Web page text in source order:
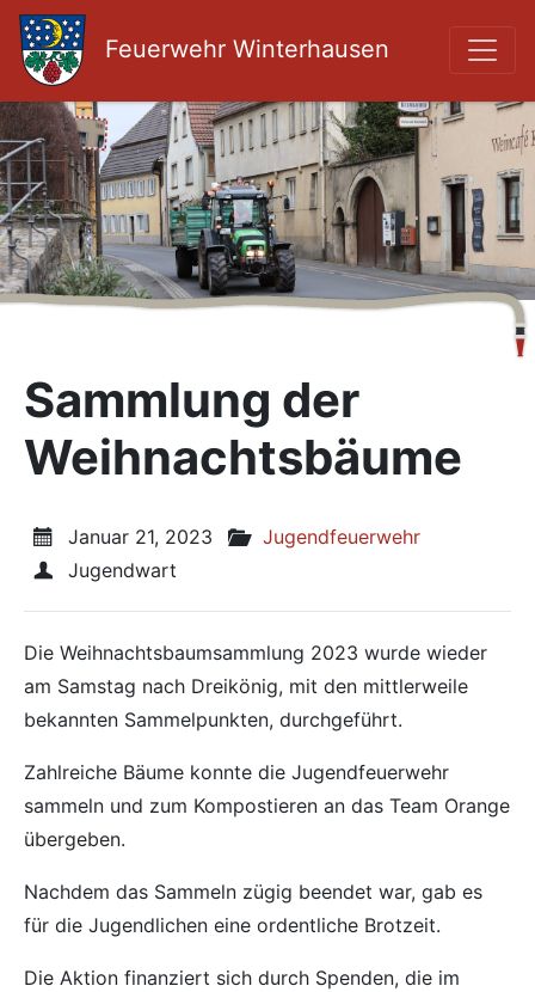
Feuerwehr Winterhausen
Sammlung der
Weihnachtsbäume
Veröffentlicht am:
Januar 21, 2023 Veröffentlicht in den
Jugendfeuerwehr
Veröffentlicht von
Jugendwart
Die Weihnachtsbaumsammlung 2023 wurde wieder
am Samstag nach Dreikönig, mit den mittlerweile
bekannten Sammelpunkten, durchgeführt.
Zahlreiche Bäume konnte die Jugendfeuerwehr
sammeln und zum Kompostieren an das Team Orange
übergeben.
Nachdem das Sammeln zügig beendet war, gab es
für die Jugendlichen eine ordentliche Brotzeit.
Die Aktion finanziert sich durch Spenden, die im